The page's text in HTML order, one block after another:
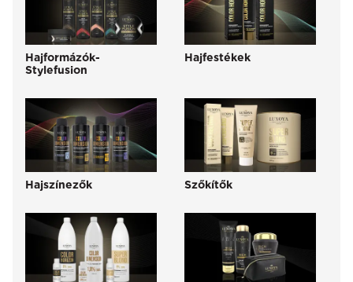
Hajformázók-
Stylefusion
Hajfestékek
Hajszínezők Szőkítők